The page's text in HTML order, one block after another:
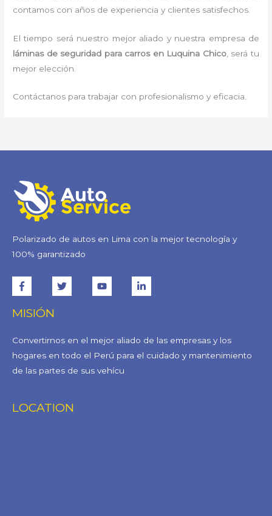
contamos con años de experiencia y clientes satisfechos.
El tiempo será nuestro mejor aliado y nuestra empresa de
láminas de seguridad para carrosen Luquina Chico, será tu
mejor elección.
Contáctanos para trabajar con profesionalismo y eficacia.
Polarizado de autos en Lima con la mejor tecnología y
100% garantizado
MISIÓN
Convertirnos en el mejor aliado de las empresas y los
hogares en todo el Perú para el cuidado y mantenimiento
de las partes de sus vehícu
LOCATION